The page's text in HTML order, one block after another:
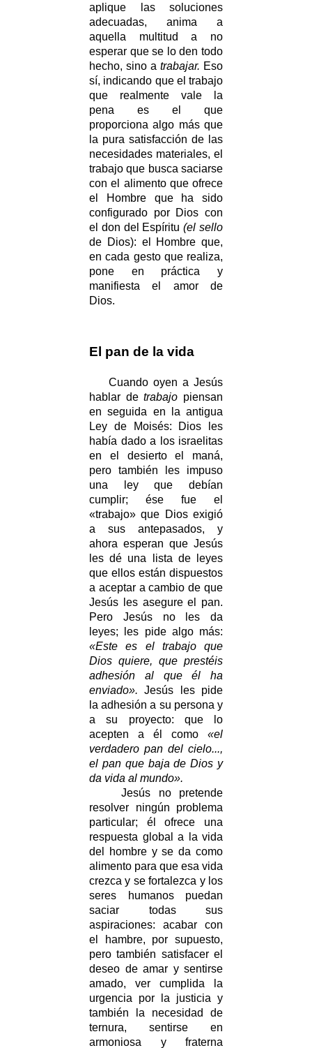
aplique las soluciones
adecuadas, anima a
aquella multitud a no
esperar que se lo den todo
hecho, sino a trabajar. Eso
sí, indicando que el trabajo
que realmente vale la
pena es el que
proporciona algo más que
la pura satisfacción de las
necesidades materiales, el
trabajo que busca saciarse
con el alimento que ofrece
el Hombre que ha sido
configurado por Dios con
el don del Espíritu(el sello
de Dios): el Hombre que,
en cada gesto que realiza,
pone en práctica y
manifiesta el amor de
Dios.
El pan de la vida
Cuando oyen a Jesús
hablar detrabajo piensan
en seguida en la antigua
Ley de Moisés: Dios les
había dado a los israelitas
en el desierto el maná,
pero también les impuso
una ley que debían
cumplir; ése fue el
«trabajo» que Dios exigió
a sus antepasados, y
ahora esperan que Jesús
les dé una lista de leyes
que ellos están dispuestos
a aceptar a cambio de que
Jesús les asegure el pan.
Pero Jesús no les da
leyes; les pide algo más:
«Este es el trabajo que
Dios quiere, que prestéis
adhesión al que él ha
enviado». Jesús les pide
la adhesión a su persona y
a su proyecto: que lo
acepten a él como «el
verdadero pan del cielo...,
el pan que baja de Dios y
da vida al mundo».
Jesús no pretende
resolver ningún problema
particular; él ofrece una
respuesta global a la vida
del hombre y se da como
alimento para que esa vida
crezca y se fortalezca y los
seres humanos puedan
saciar todas sus
aspiraciones: acabar con
el hambre, por supuesto,
pero también satisfacer el
deseo de amar y sentirse
amado, ver cumplida la
urgencia por la justicia y
también la necesidad de
ternura, sentirse en
armoniosa y fraterna